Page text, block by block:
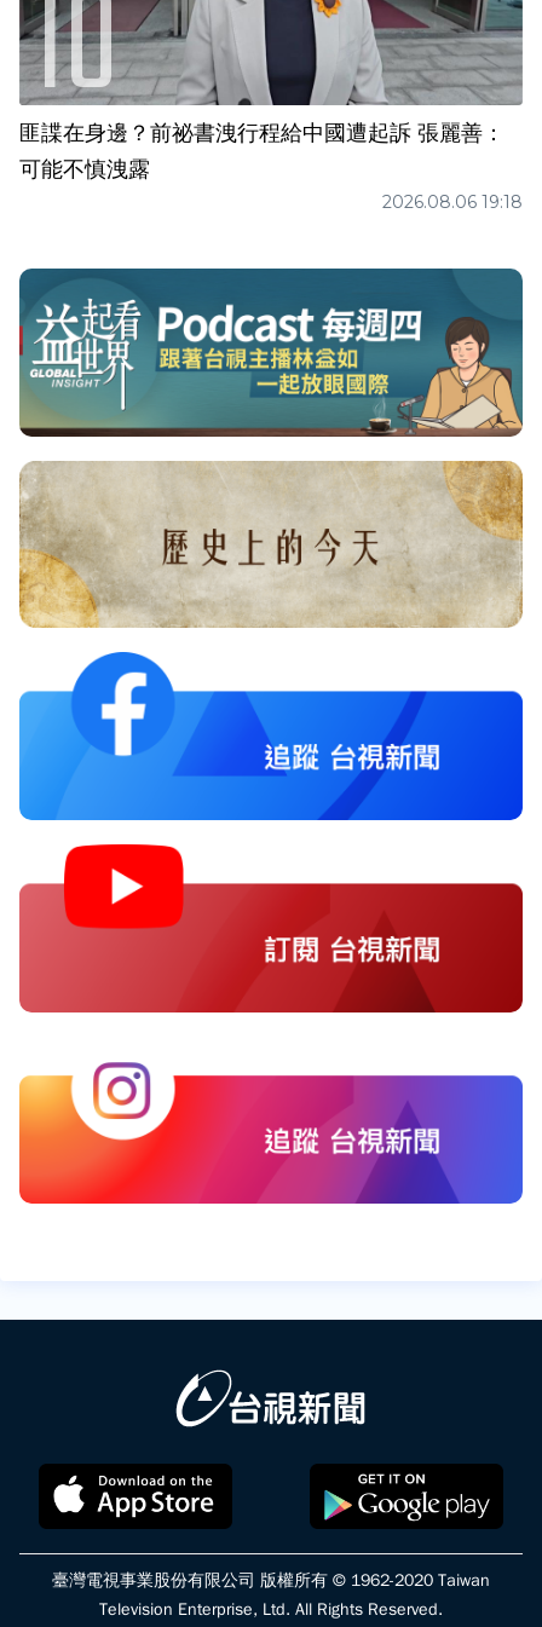
匪諜在身邊？前祕書洩行程給中國遭起訴 張麗善：
可能不慎洩露
2026.08.06 19:18
臺灣電視事業股份有限公司 版權所有 © 1962-2020 Taiwan
Television Enterprise, Ltd. All Rights Reserved.